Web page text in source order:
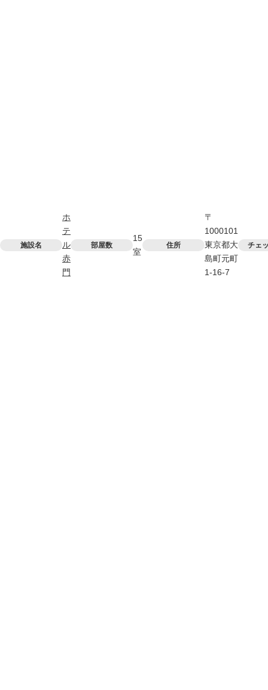
施設名
ホ
テ
ル
赤
門
部屋数
15
室
住所
〒
1000101
東京都大
島町元町
1-16-7
チェ